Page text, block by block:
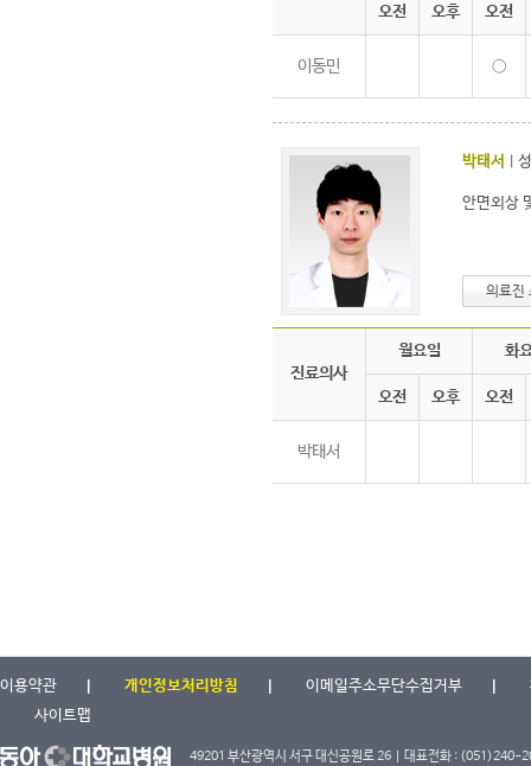
오전 오후 오전
이동민 ○
박태서
안면외상
의료진
진료의사
월요일 화
오전 오후 오전
박태서
이용약관 개인정보처리방침 이메일주소무단수집거부
사이트맵
49201 부산광역시 서구 대신공원로 26 | 대표전화 :